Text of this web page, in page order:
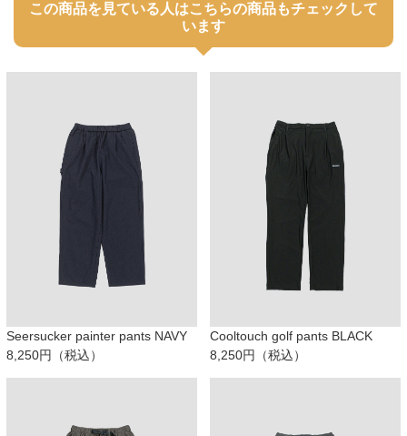
この商品を見ている人はこちらの商品もチェックして
います
Seersucker painter pants NAVY
8,250円（税込）
Cooltouch golf pants BLACK
8,250円（税込）